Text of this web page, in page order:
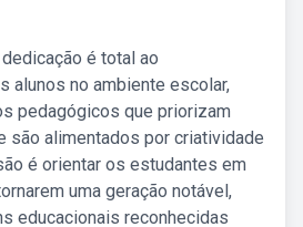
é total ao
alunos no ambiente escolar,
pedagógicos que priorizam
são alimentados por criatividade
é orientar os estudantes em
uma geração notável,
educacionais reconhecidas